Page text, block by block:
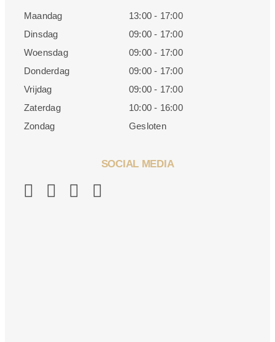
Maandag
13:00 - 17:00
Dinsdag
09:00 - 17:00
Woensdag
09:00 - 17:00
Donderdag
09:00 - 17:00
Vrijdag
09:00 - 17:00
Zaterdag
10:00 - 16:00
Zondag
Gesloten
SOCIAL MEDIA